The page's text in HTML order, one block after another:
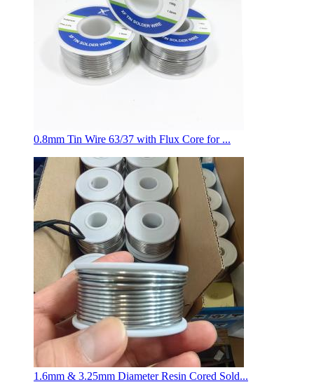
0.8mm Tin Wire 63/37 with Flux Core for ...
1.6mm & 3.25mm Diameter Resin Cored Sold...